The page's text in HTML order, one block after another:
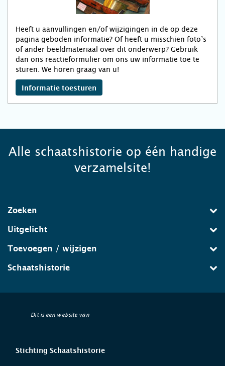
Heeft u aanvullingen en/of wijzigingen in de op deze
pagina geboden informatie? Of heeft u misschien foto’s
of ander beeldmateriaal over dit onderwerp? Gebruik
dan ons reactieformulier om ons uw informatie toe te
sturen. We horen graag van u!
Informatie toesturen
Alle schaatshistorie op één handige
verzamelsite!
Zoeken
Uitgelicht
Toevoegen / wijzigen
Schaatshistorie
Dit is een website van
Stichting Schaatshistorie